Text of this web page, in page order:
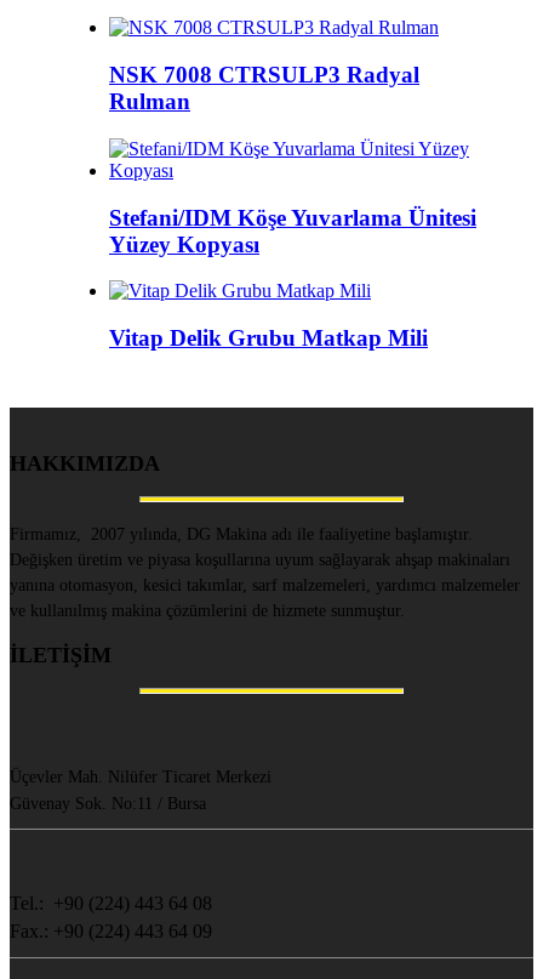
NSK 7008 CTRSULP3 Radyal
Rulman
Stefani/IDM Köşe Yuvarlama Ünitesi
Yüzey Kopyası
Vitap Delik Grubu Matkap Mili
HAKKIMIZDA
Firmamız, 2007 yılında, DG Makina adı ile faaliyetine başlamıştır.
Değişken üretim ve piyasa koşullarına uyum sağlayarak ahşap makinaları
yanına otomasyon, kesici takımlar, sarf malzemeleri, yardımcı malzemeler
ve kullanılmış makina çözümlerini de hizmete sunmuştur.
İLETİŞİM
Üçevler Mah. Nilüfer Ticaret Merkezi
Güvenay Sok. No:11 / Bursa
Tel.: +90 (224) 443 64 08
Fax.: +90 (224) 443 64 09